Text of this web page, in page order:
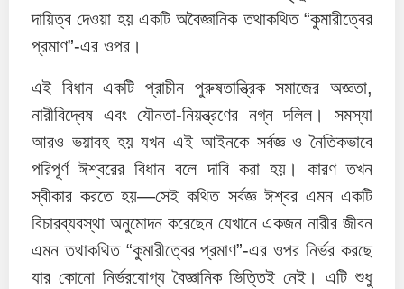
দায়িত্ব দেওয়া হয় একটি অবৈজ্ঞানিক তথাকথিত “কুমারীত্বের
প্রমাণ”-এর ওপর।
এই বিধান একটি প্রাচীন পুরুষতান্ত্রিক সমাজের অজ্ঞতা,
নারীবিদ্বেষ এবং যৌনতা-নিয়ন্ত্রণের নগ্ন দলিল। সমস্যা
আরও ভয়াবহ হয় যখন এই আইনকে সর্বজ্ঞ ও নৈতিকভাবে
পরিপূর্ণ ঈশ্বরের বিধান বলে দাবি করা হয়। কারণ তখন
স্বীকার করতে হয়—সেই কথিত সর্বজ্ঞ ঈশ্বর এমন একটি
বিচারব্যবস্থা অনুমোদন করেছেন যেখানে একজন নারীর জীবন
এমন তথাকথিত “কুমারীত্বের প্রমাণ”-এর ওপর নির্ভর করছে
যার কোনো নির্ভরযোগ্য বৈজ্ঞানিক ভিত্তিই নেই। এটি শুধু